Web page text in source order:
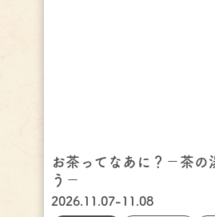
お茶ってなあに？－茶の
う－
2026.11.07-11.08